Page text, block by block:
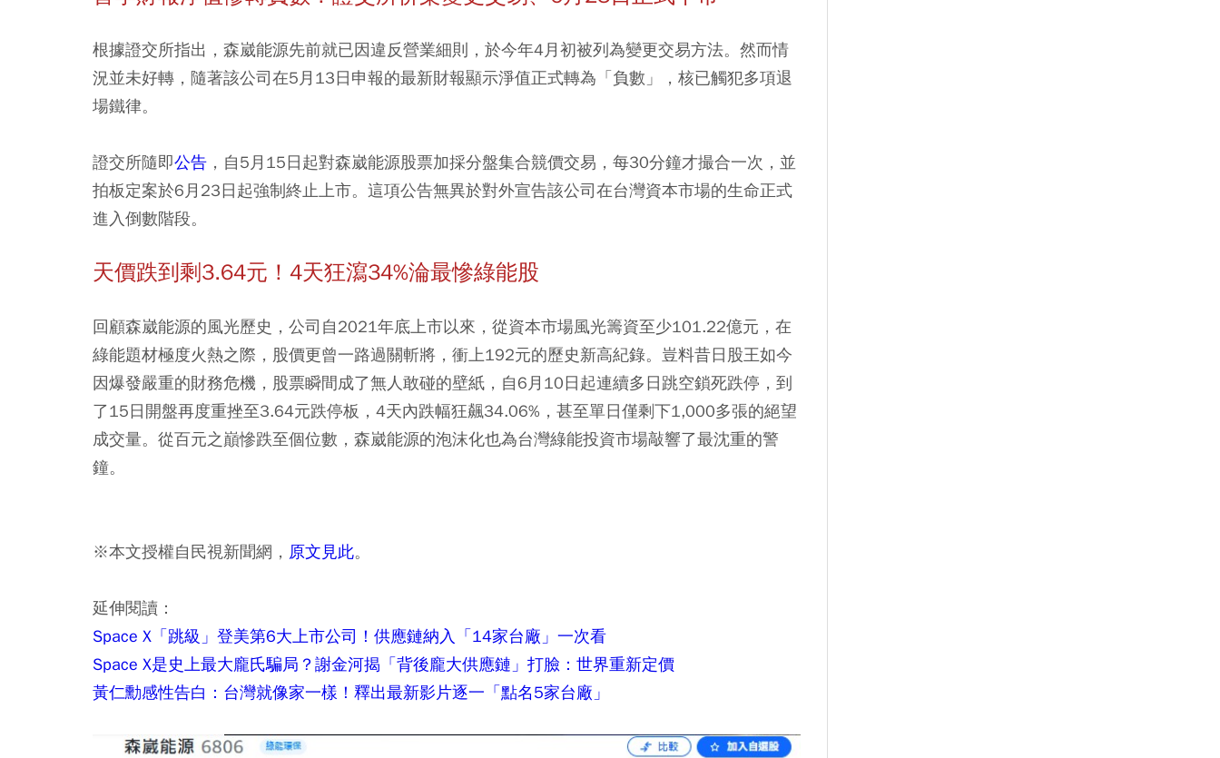
根據證交所指出，森崴能源先前就已因違反營業細則，於今年4月初被列為變更交易方法。然而情
況並未好轉，隨著該公司在5月13日申報的最新財報顯示淨值正式轉為「負數」，核已觸犯多項退
場鐵律。
證交所隨即公告 ，自5月15日起對森崴能源股票加採分盤集合競價交易，每30分鐘才撮合一次，並
拍板定案於6月23日起強制終止上市。這項公告無異於對外宣告該公司在台灣資本市場的生命正式
進入倒數階段。
天價跌到剩3.64元！4天狂瀉34%淪最慘綠能股
回顧森崴能源的風光歷史，公司自2021年底上市以來，從資本市場風光籌資至少101.22億元，在
綠能題材極度火熱之際，股價更曾一路過關斬將，衝上192元的歷史新高紀錄。豈料昔日股王如今
因爆發嚴重的財務危機，股票瞬間成了無人敢碰的壁紙，自6月10日起連續多日跳空鎖死跌停，到
了15日開盤再度重挫至3.64元跌停板，4天內跌幅狂飆34.06%，甚至單日僅剩下1,000多張的絕望
成交量。從百元之巔慘跌至個位數，森崴能源的泡沫化也為台灣綠能投資市場敲響了最沈重的警
鐘。
※本文授權自民視新聞網， 原文見此。
延伸閱讀：
Space X「跳級」登美第6大上市公司！供應鏈納入「14家台廠」一次看
Space X是史上最大龐氏騙局？謝金河揭「背後龐大供應鏈」打臉：世界重新定價
黃仁勳感性告白：台灣就像家一樣！釋出最新影片逐一「點名5家台廠」